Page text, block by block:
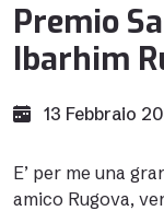
Premio
Ibarhim
13 Febbraio
E’ per me una
amico Rugova,